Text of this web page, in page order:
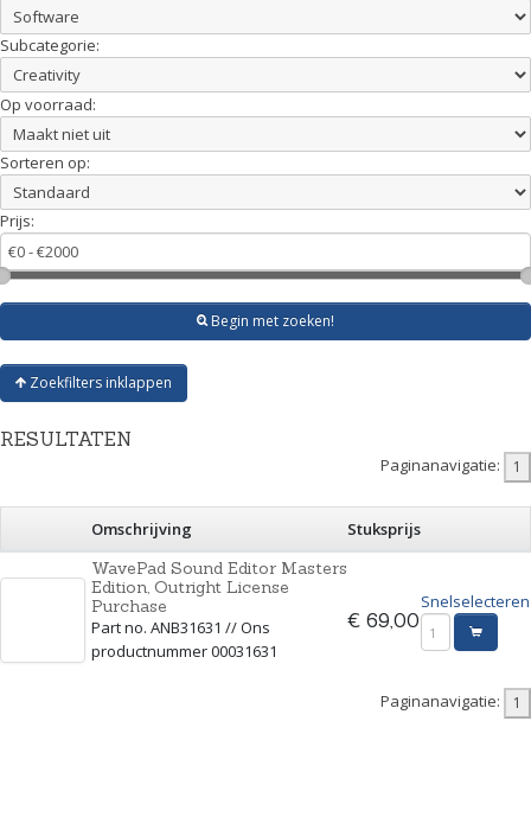
Subcategorie:
Op voorraad:
Sorteren op:
Prijs:
Begin met zoeken!
Zoekfilters inklappen
RESULTATEN
Paginanavigatie:
Omschrijving
Stuksprijs
WavePad Sound Editor Masters
Edition, Outright License
Purchase
Part no. ANB31631 // Ons
productnummer 00031631
€ 69,00
Snelselecteren
Paginanavigatie: